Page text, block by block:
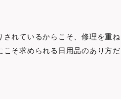
れているからこそ、修理を重
そ求められる日用品のあり方